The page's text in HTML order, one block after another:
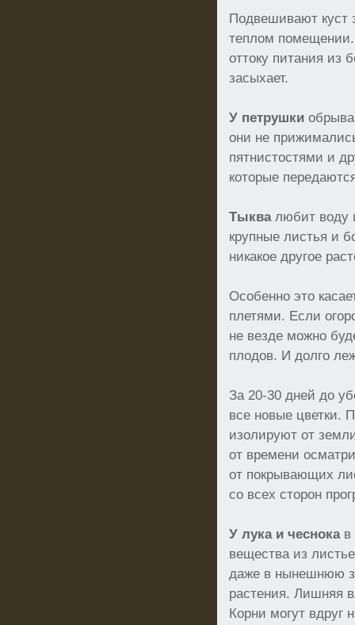
Подвешивают куст
теплом
оттоку питания из
засыхает.
У петрушки
они не
пятнистостями и
которые
Тыквалюбит воду
крупные листья и
никакое другое
Особенно это
плетями. Если
не везде можно
плодов. И долго
За 20-30 дней до
все новые цветки.
изолируют от
от времени
от покрывающих
со всех сторон
У лука и чеснокав
вещества из
даже в нынешнюю
растения. Лишняя
Корни могут вдруг